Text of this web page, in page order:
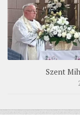
Szent